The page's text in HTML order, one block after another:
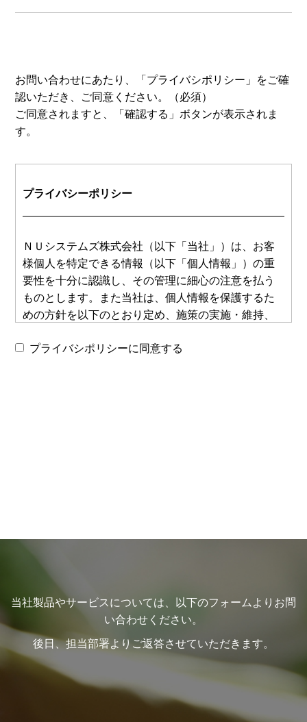
お問い合わせにあたり、「プライバシポリシー」をご確
認いただき、ご同意ください。（必須）
ご同意されますと、「確認する」ボタンが表示されま
す。
プライバシーポリシー
ＮＵシステムズ株式会社（以下「当社」）は、お客
様個人を特定できる情報（以下「個人情報」）の重
要性を十分に認識し、その管理に細心の注意を払う
ものとします。また当社は、個人情報を保護するた
めの方針を以下のとおり定め、施策の実施・維持、
報保護に関する法令及びその他の規範を遵守しま
2.個人情報の利用について
当社がお客様よりご提供いただく個人情報を以下の
利用目的のために使用するものとします。
以下に定めのない目的で個人情報を利用する場合、
あらかじめご本人の同意を得た上で行います。
・お客様との契約の履行
・より良い製品やサービスの開発のための調査・分
・お客様への有用な情報の提供
プライバシポリシーに同意する
当社製品やサービスについては、以下のフォームよりお問
い合わせください。
後日、担当部署よりご返答させていただきます。